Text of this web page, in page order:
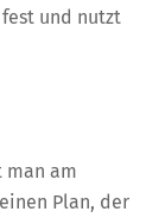
und nutzt
man am
Plan, der